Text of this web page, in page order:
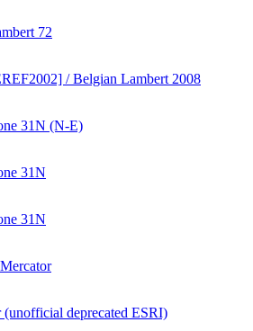
72
/ Belgian Lambert 2008
31N (N-E)
31N
31N
(unofficial deprecated ESRI)